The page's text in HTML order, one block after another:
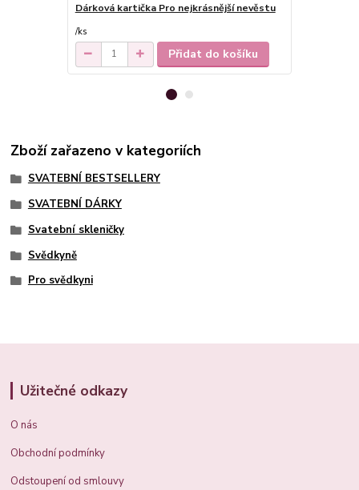
Dárková kartička Pro nejkrásnější nevěstu
/ks
Přidat do košíku
Zboží zařazeno v kategoriích
SVATEBNÍ BESTSELLERY
SVATEBNÍ DÁRKY
Svatební skleničky
Svědkyně
Pro svědkyni
Užitečné odkazy
O nás
Obchodní podmínky
Odstoupení od smlouvy